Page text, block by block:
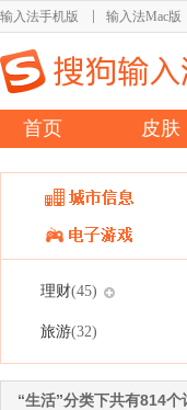
输入法手机版 输入法Mac版
首页 皮肤
理财(45)
旅游(32)
“生活”分类下共有814个